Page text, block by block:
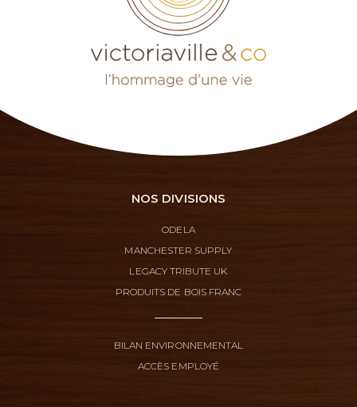
NOS DIVISIONS
ODELA
MANCHESTER SUPPLY
LEGACY TRIBUTE UK
PRODUITS DE BOIS FRANC
BILAN ENVIRONNEMENTAL
ACCÈS EMPLOYÉ